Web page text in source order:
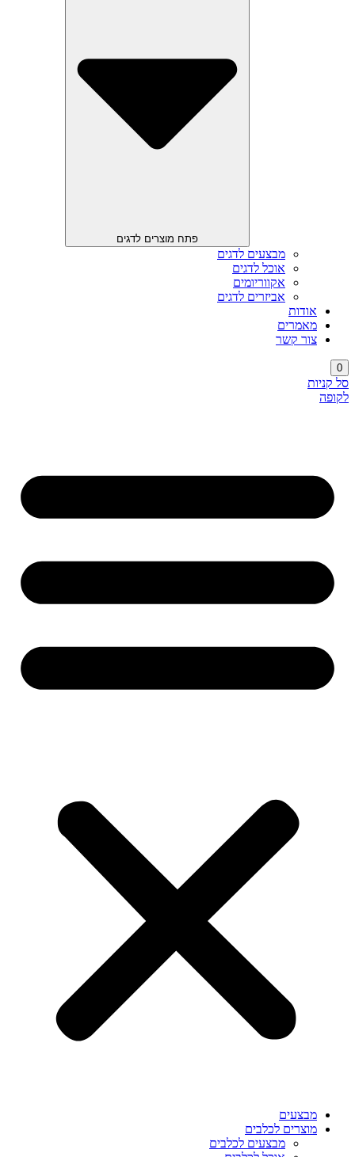
פתח מוצרים לדגים
מבצעים לדגים
אוכל לדגים
אקווריומים
אביזרים לדגים
אודות
מאמרים
צור קשר
0
סל קניות
לקופה
מבצעים
מוצרים לכלבים
מבצעים לכלבים